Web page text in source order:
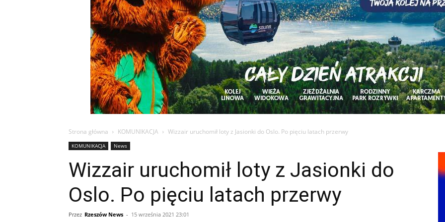
Strona główna KOMUNIKACJA Wizzair uruchomił loty z Jasionki do Oslo. Po pięciu latach przerwy
KOMUNIKACJA News
Wizzair uruchomił loty z Jasionki do
Oslo. Po pięciu latach przerwy
Przez Rzeszów News - 15 września 2021 23:01